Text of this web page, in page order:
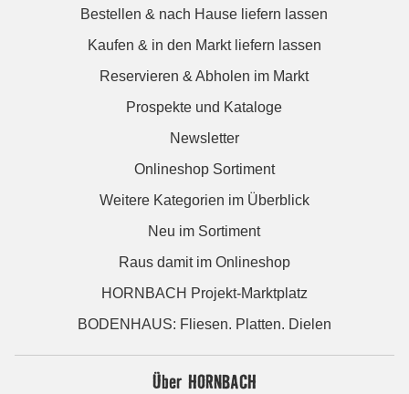
Bestellen & nach Hause liefern lassen
Kaufen & in den Markt liefern lassen
Reservieren & Abholen im Markt
Prospekte und Kataloge
Newsletter
Onlineshop Sortiment
Weitere Kategorien im Überblick
Neu im Sortiment
Raus damit im Onlineshop
HORNBACH Projekt-Marktplatz
BODENHAUS: Fliesen. Platten. Dielen
Über HORNBACH